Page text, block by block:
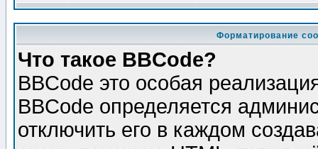
Форматирование
Что такое BBCode?
BBCode это особая
BBCode определяется
отключить его в каждом